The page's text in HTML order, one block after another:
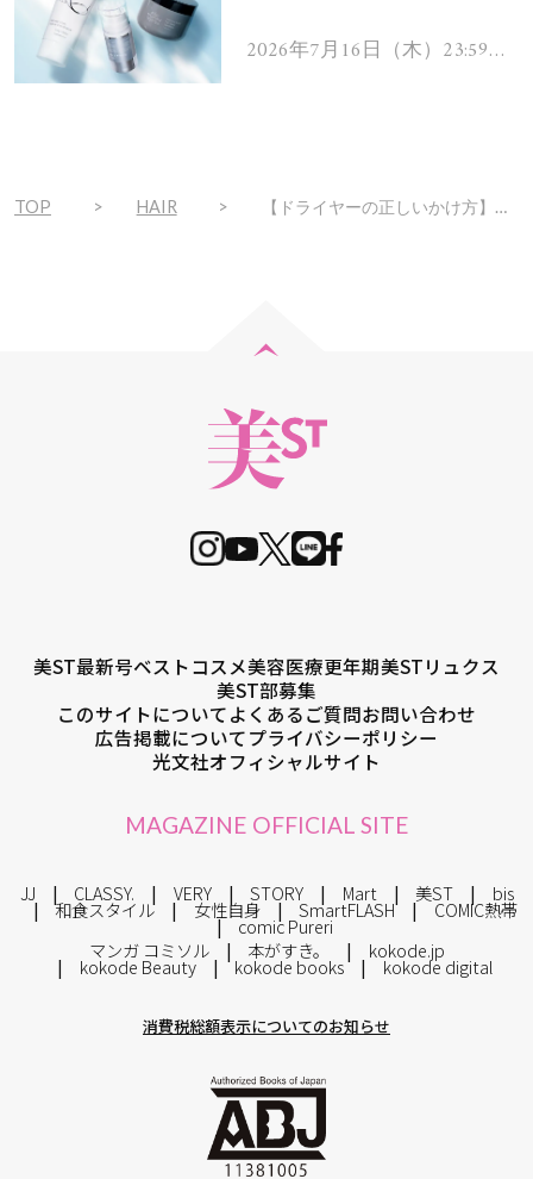
ムを13名様にプレゼン
2026年7月16日（木）23:59ま
TOP HAIR 【ドライヤーの正しいかけ方】で薄毛も白髪も目立たなくなるんです
美ST最新号ベストコスメ美容医療更年期美STリュクス
美ST部募集
このサイトについてよくあるご質問お問い合わせ
広告掲載についてプライバシーポリシー
光文社オフィシャルサイト
MAGAZINE OFFICIAL SITE
JJ CLASSY. VERY STORY Mart 美ST bis
和食スタイル 女性自身 SmartFLASH COMIC熱帯
comic Pureri
マンガ コミソル
本がすき。 kokode.jp
kokode Beauty kokode books kokode digital
消費税総額表示についてのお知らせ